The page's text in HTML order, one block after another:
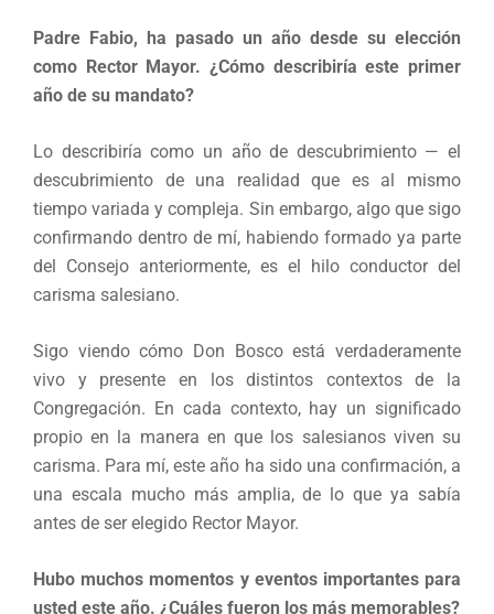
Padre Fabio, ha pasado un año desde su elección
como Rector Mayor. ¿Cómo describiría este primer
año de su mandato?
Lo describiría como un año de descubrimiento — el
descubrimiento de una realidad que es al mismo
tiempo variada y compleja. Sin embargo, algo que sigo
confirmando dentro de mí, habiendo formado ya parte
del Consejo anteriormente, es el hilo conductor del
carisma salesiano.
Sigo viendo cómo Don Bosco está verdaderamente
vivo y presente en los distintos contextos de la
Congregación. En cada contexto, hay un significado
propio en la manera en que los salesianos viven su
carisma. Para mí, este año ha sido una confirmación, a
una escala mucho más amplia, de lo que ya sabía
antes de ser elegido Rector Mayor.
Hubo muchos momentos y eventos importantes para
usted este año. ¿Cuáles fueron los más memorables?